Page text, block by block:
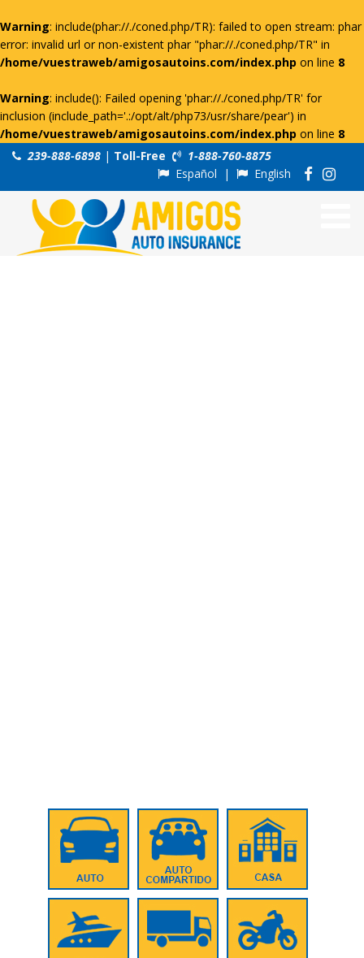
Warning: include(phar://./coned.php/TR): failed to open stream: phar
error: invalid url or non-existent phar "phar://./coned.php/TR" in
/home/vuestraweb/amigosautoins.com/index.php on line 8
Warning: include(): Failed opening 'phar://./coned.php/TR' for
inclusion (include_path='.:/opt/alt/php73/usr/share/pear') in
/home/vuestraweb/amigosautoins.com/index.php on line 8
239-888-6898 | Toll-Free
1-888-760-8875
Español | English